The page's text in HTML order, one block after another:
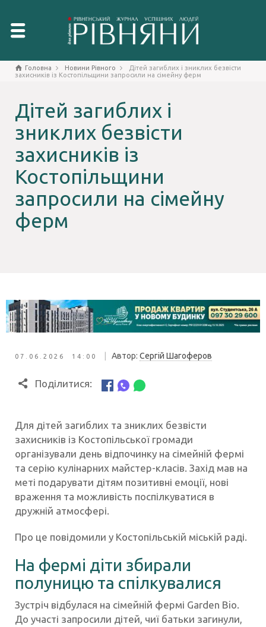
Головна Новини Рівного
Дітей загиблих і зниклих безвісти
захисників із Костопільщини запросили на сімейну ферм
Дітей загиблих і
зниклих безвісти
захисників із
Костопільщини
запросили на сімейну
ферм
07.06.2026 14:00 Автор: Сергій Шагоферов
Поділитися:
Для дітей загиблих та зниклих безвісти
захисників із Костопільської громади
організували день відпочинку на сімейній фермі
та серію кулінарних майстер-класів. Захід мав на
меті подарувати дітям позитивні емоції, нові
враження та можливість поспілкуватися в
дружній атмосфері.
Про це повідомили у Костопільській міській раді.
На фермі діти збирали
полуницю та спілкувалися
Зустріч відбулася на сімейній фермі Garden Bio.
До участі запросили дітей, чиї батьки загинули,